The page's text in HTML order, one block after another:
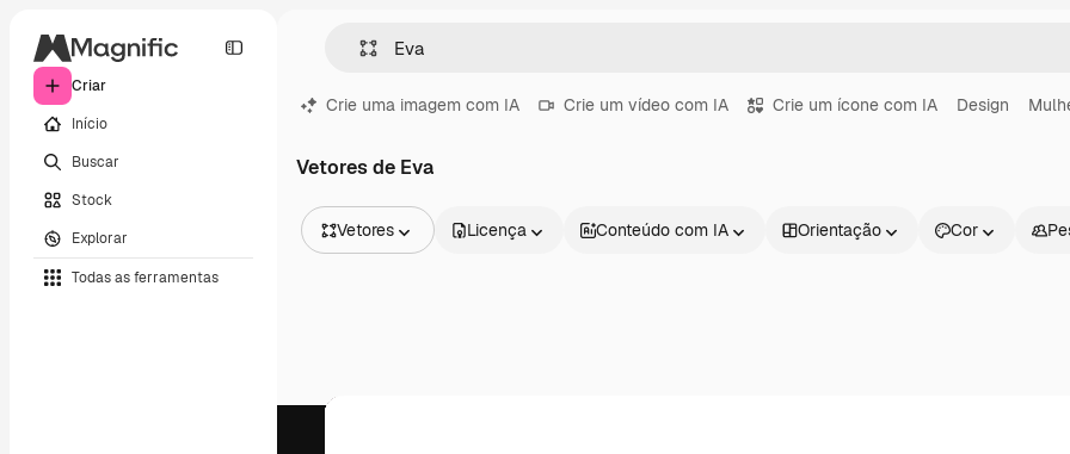
Criar
Início
Buscar
Stock
Explorar
Todas as ferramentas
Crie uma imagem com IA Crie um vídeo com IA Crie um ícone com IA Design
Vetores de Eva
Vetores
Vídeos
Licença Conteúdo com IA Orientação Cor